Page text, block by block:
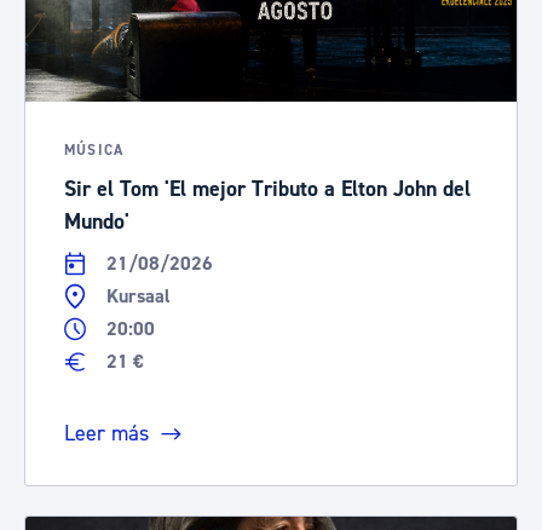
MÚSICA
Sir el Tom 'El mejor Tributo a Elton John del
Mundo'
21/08/2026
Kursaal
20:00
21 €
Leer más